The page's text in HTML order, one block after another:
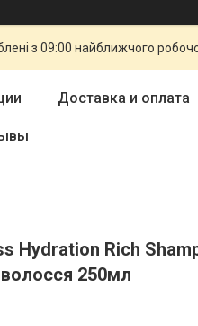
з 09:00 найближчого
Доставка и оплата
Hydration Rich
250мл